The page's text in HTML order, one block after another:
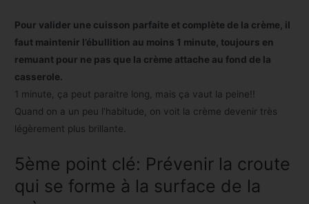
Pour valider une cuisson parfaite et complète de la crème, il
faut maintenir l’ébullition au moins 1 minute, toujours en
remuant pour ne pas que la crème attache au fond de la
casserole.
1 minute, ça peut paraitre long, mais ça vaut la peine!!
Quand on a un peu l’habitude, on voit la crème devenir très
légèrement plus brillante.
5ème point clé: Prévenir la croute
qui se forme à la surface de la